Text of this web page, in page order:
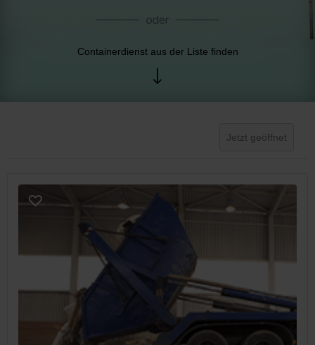
Containerdienst aus der Liste finden
Jetzt geöffnet